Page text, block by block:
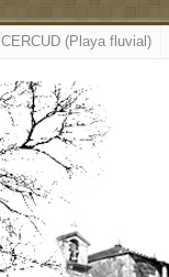
CERCUD (Playa fluvial)